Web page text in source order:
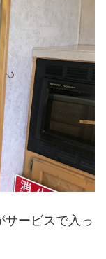
サービスで入っ